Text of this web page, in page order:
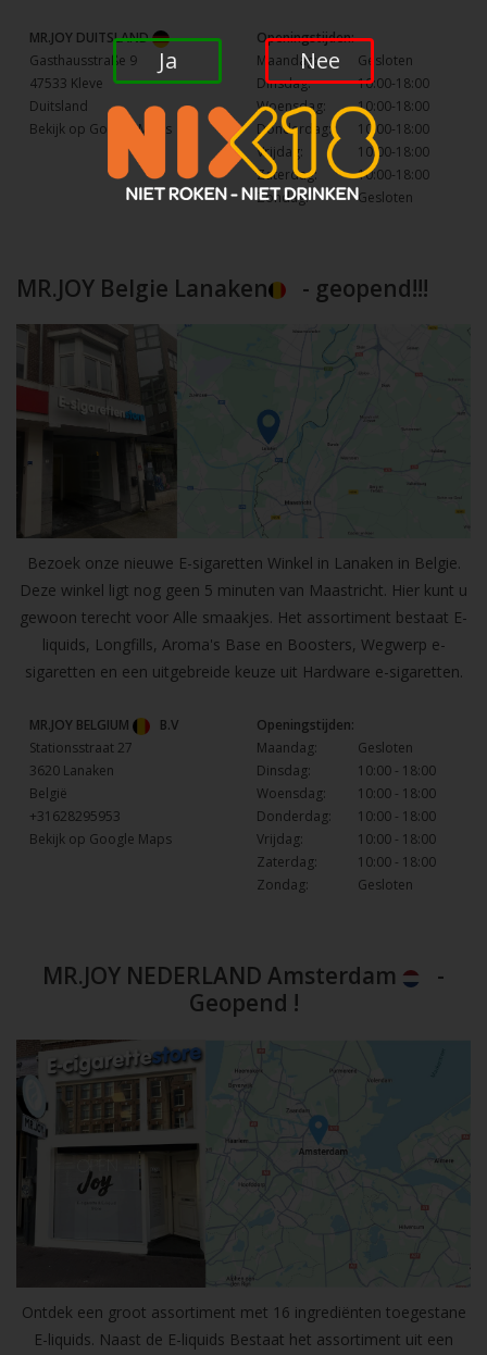
MR.JOY DUITSLAND
Gasthausstraße 9
47533 Kleve
Duitsland
Bekijk op Google Maps
Openingstijden:
Maandag:
Gesloten
Dinsdag:
10:00-18:00
Woensdag:
10:00-18:00
Donderdag:
10:00-18:00
Vrijdag:
10:00-18:00
Zaterdag:
10:00-18:00
Zondag:
Gesloten
MR.JOY Belgie Lanaken - geopend!!!
Bezoek onze nieuwe E-sigaretten Winkel in Lanaken in Belgie.
Deze winkel ligt nog geen 5 minuten van Maastricht. Hier kunt u
gewoon terecht voor Alle smaakjes. Het assortiment bestaat E-
liquids, Longfills, Aroma's Base en Boosters, Wegwerp e-
sigaretten en een uitgebreide keuze uit Hardware e-sigaretten.
MR.JOY BELGIUM
B.V
Stationsstraat 27
3620 Lanaken
België
+31628295953
Bekijk op Google Maps
Openingstijden:
Maandag:
Gesloten
Dinsdag:
10:00 - 18:00
Woensdag:
10:00 - 18:00
Donderdag:
10:00 - 18:00
Vrijdag:
10:00 - 18:00
Zaterdag:
10:00 - 18:00
Zondag:
Gesloten
MR.JOY NEDERLAND Amsterdam
-
Geopend !
Ontdek een groot assortiment met 16 ingrediënten toegestane
E-liquids. Naast de E-liquids Bestaat het assortiment uit een
Ja Nee